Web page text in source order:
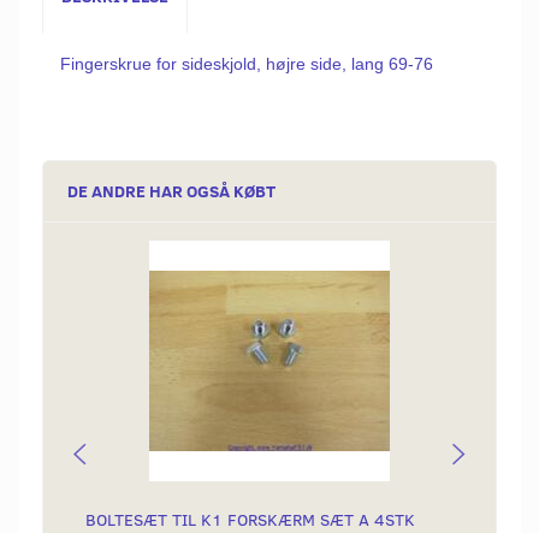
Fingerskrue for sideskjold, højre side, lang 69-76
DE ANDRE HAR OGSÅ KØBT
BOLTESÆT TIL K1 FORSKÆRM SÆT A 4STK